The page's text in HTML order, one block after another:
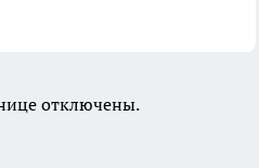
отключены.